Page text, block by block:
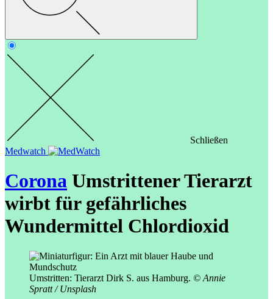
Schließen
Medwatch
Corona Umstrittener Tierarzt
wirbt für gefährliches
Wundermittel Chlordioxid
Umstritten: Tierarzt Dirk S. aus Hamburg. © Annie
Spratt / Unsplash